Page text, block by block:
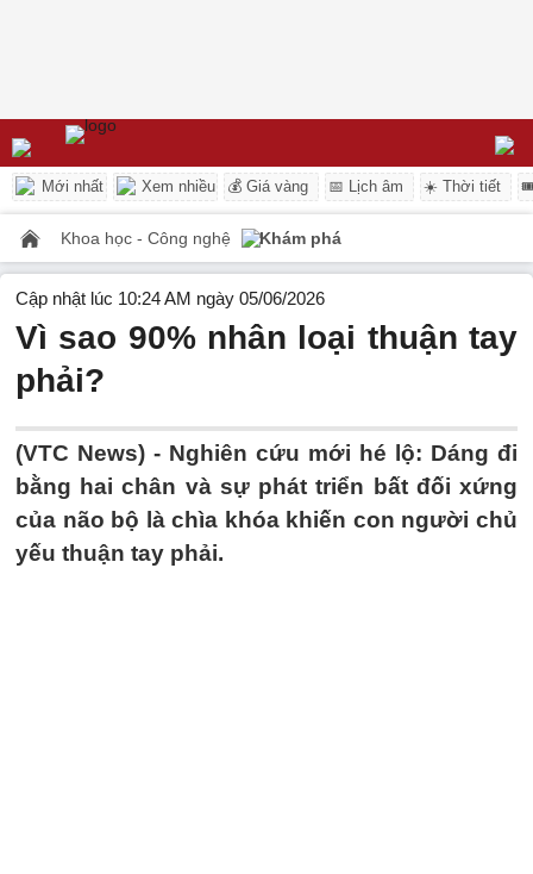
Mới nhất Xem nhiều 💰 Giá vàng 📅 Lịch âm ☀️ Thời tiết
Khoa học - Công nghệ Khám phá
Cập nhật lúc 10:24 AM ngày 05/06/2026
Vì sao 90% nhân loại thuận tay
phải?
(VTC News) - Nghiên cứu mới hé lộ: Dáng đi
bằng hai chân và sự phát triển bất đối xứng
của não bộ là chìa khóa khiến con người chủ
yếu thuận tay phải.